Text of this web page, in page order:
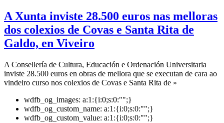
A Xunta inviste 28.500 euros nas melloras
dos colexios de Covas e Santa Rita de
Galdo, en Viveiro
A Consellería de Cultura, Educación e Ordenación Universitaria
inviste 28.500 euros en obras de mellora que se executan de cara ao
vindeiro curso nos colexios de Covas e Santa Rita de »
wdfb_og_images: a:1:{i:0;s:0:"";}
wdfb_og_custom_name: a:1:{i:0;s:0:"";}
wdfb_og_custom_value: a:1:{i:0;s:0:"";}